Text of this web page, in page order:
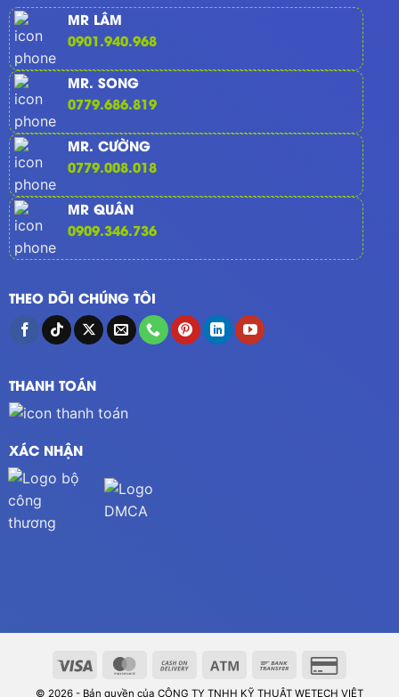
MR LÂM
0901.940.968
MR. SONG
0779.686.819
MR. CƯỜNG
0779.008.018
MR QUÂN
0909.346.736
THEO DÕI CHÚNG TÔI
THANH TOÁN
XÁC NHẬN
© 2026 - Bản quyền của CÔNG TY TNHH KỸ THUẬT WETECH VIỆT